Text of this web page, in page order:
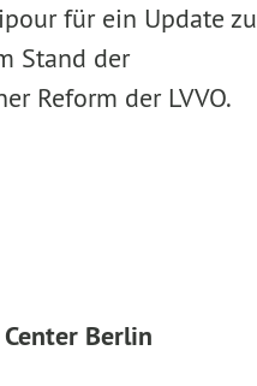
für ein Update zu
Stand der
Reform der LVVO.
Berlin